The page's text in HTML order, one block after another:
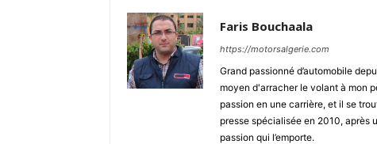
Faris Bouchaala
https://motorsalgerie.com
Grand passionné d’automobile
moyen d'arracher le volant à mon
passion en une carrière, et il se
presse spécialisée en 2010, après
passion qui l’emporte.